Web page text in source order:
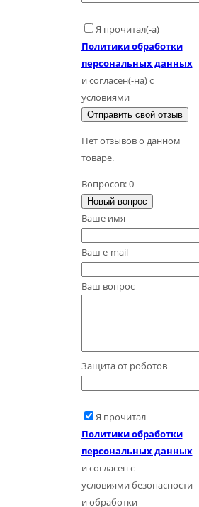
Я прочитал(-а)
Политики обработки
персональных данных
и согласен(-на) с
условиями
Отправить свой отзыв
Нет отзывов о данном
товаре.
Вопросов: 0
Новый вопрос
Ваше имя
Ваш e-mail
Ваш вопрос
Защита от роботов
Я прочитал
Политики обработки
персональных данных
и согласен с
условиями безопасности
и обработки